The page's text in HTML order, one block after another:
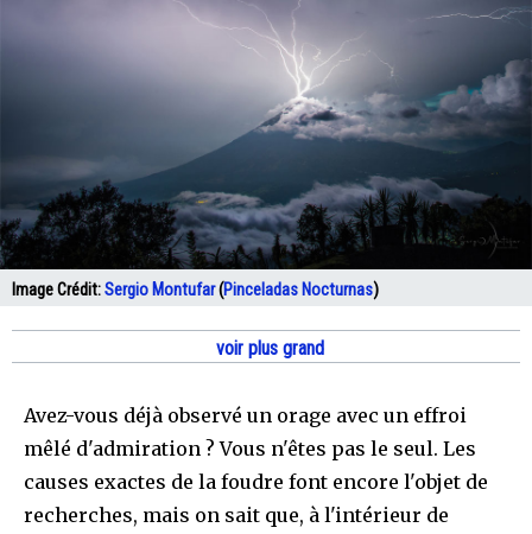
Image Crédit:Sergio Montufar(Pinceladas Nocturnas)
voir plus grand
Avez-vous déjà observé un orage avec un effroi
mêlé d'admiration ? Vous n'êtes pas le seul. Les
causes exactes de la foudre font encore l'objet de
recherches, mais on sait que, à l'intérieur de